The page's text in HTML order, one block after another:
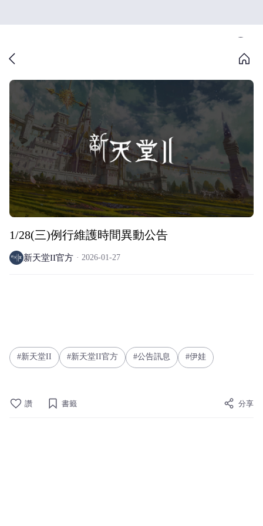
1/28(三)例行維護時間異動公告
新天堂II官方 2026-01-27
新天堂II 新天堂II官方 公告訊息 伊娃
讚 書籤 分享